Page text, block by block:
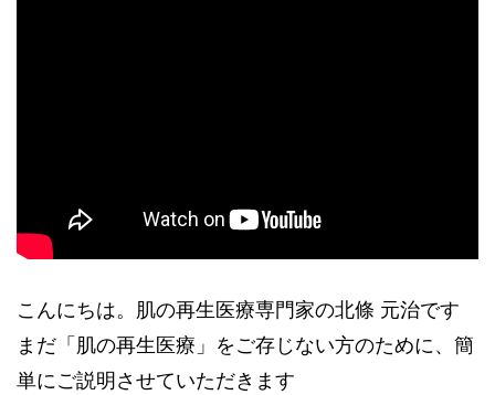
こんにちは。肌の再生医療専門家の北條 元治です
まだ「肌の再生医療」をご存じない方のために、簡
単にご説明させていただきます